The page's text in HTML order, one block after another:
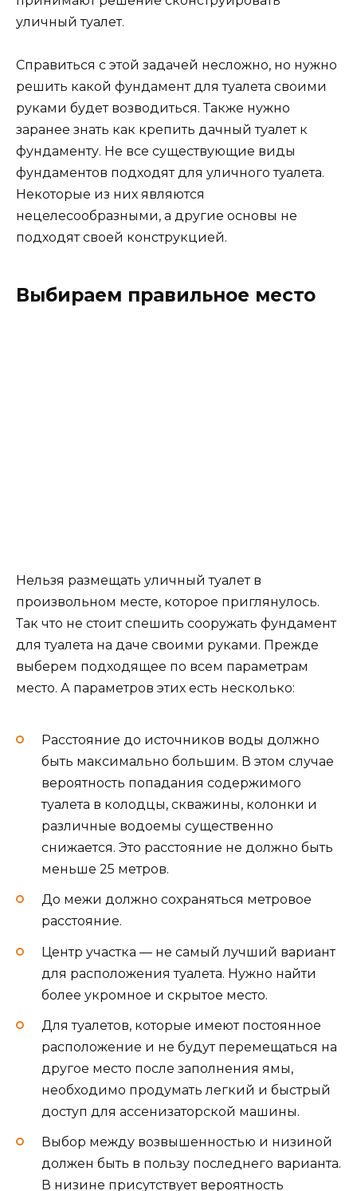
уличный туалет.
Справиться с этой задачей несложно, но нужно
решить какой фундамент для туалета своими
руками будет возводиться. Также нужно
заранее знать как крепить дачный туалет к
фундаменту. Не все существующие виды
фундаментов подходят для уличного туалета.
Некоторые из них являются
нецелесообразными, а другие основы не
подходят своей конструкцией.
Выбираем правильное место
Нельзя размещать уличный туалет в
произвольном месте, которое приглянулось.
Так что не стоит спешить сооружать фундамент
для туалета на даче своими руками. Прежде
выберем подходящее по всем параметрам
место. А параметров этих есть несколько:
Расстояние до источников воды должно
быть максимально большим. В этом случае
вероятность попадания содержимого
туалета в колодцы, скважины, колонки и
различные водоемы существенно
снижается. Это расстояние не должно быть
меньше 25 метров.
До межи должно сохраняться метровое
расстояние.
Центр участка — не самый лучший вариант
для расположения туалета. Нужно найти
более укромное и скрытое место.
Для туалетов, которые имеют постоянное
расположение и не будут перемещаться на
другое место после заполнения ямы,
необходимо продумать легкий и быстрый
доступ для ассенизаторской машины.
Выбор между возвышенностью и низиной
должен быть в пользу последнего варианта.
В низине присутствует вероятность